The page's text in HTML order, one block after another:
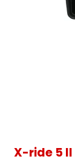
X-ride 5 II